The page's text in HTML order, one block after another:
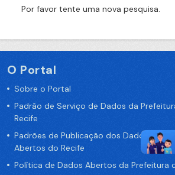
Por favor tente uma nova pesquisa.
O Portal
Sobre o Portal
Padrão de Serviço de Dados da
Recife
Padrões de Publicação dos Dados no
Abertos do Recife
Política de Dados Abertos da Prefeitura